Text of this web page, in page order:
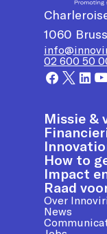
1060
02 600 50
Missie &
How to
Impact
Raad
Over
News